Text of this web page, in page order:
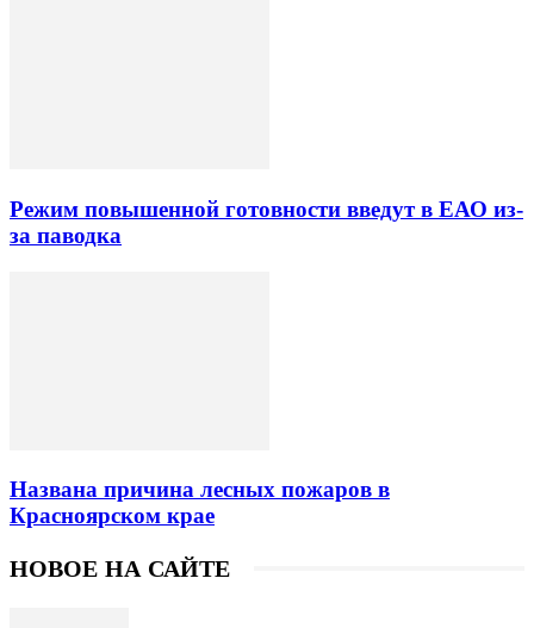
Режим повышенной готовности введут в ЕАО из-
за паводка
Названа причина лесных пожаров в
Красноярском крае
НОВОЕ НА САЙТЕ